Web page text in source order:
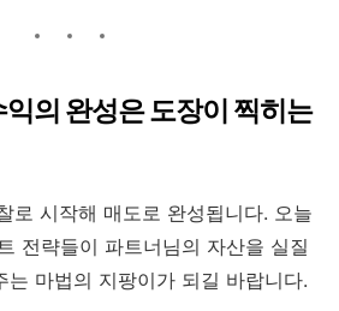
의 완성은 도장이 찍히는
로 시작해 매도로 완성됩니다. 오늘
전략들이 파트너님의 자산을 실질
는 마법의 지팡이가 되길 바랍니다.